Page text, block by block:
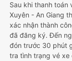
Sau khi thanh toán
Xuyên - An Giang
xác nhận thành
đã đăng ký. Đến
đón trước 30 phút
tra tình trạng vé xe